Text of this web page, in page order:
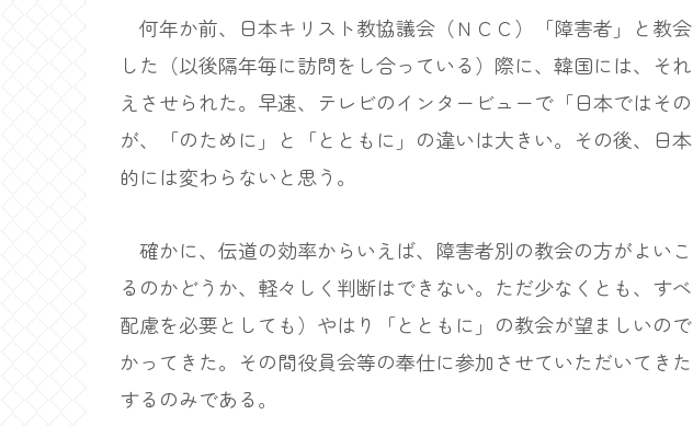
何年か前、日本キリスト教協議会（ＮＣＣ）「障害者」と教
した（以後隔年毎に訪問をし合っている）際に、韓国には、
えさせられた。早速、テレビのインタービューで「日本ではそ
が、「のために」と「とともに」の違いは大きい。その後、日
的には変わらないと思う。
確かに、伝道の効率からいえば、障害者別の教会の方がよい
るのかどうか、軽々しく判断はできない。ただ少なくとも、す
配慮を必要としても）やはり「とともに」の教会が望ましいの
かってきた。その間役員会等の奉仕に参加させていただいてき
するのみである。